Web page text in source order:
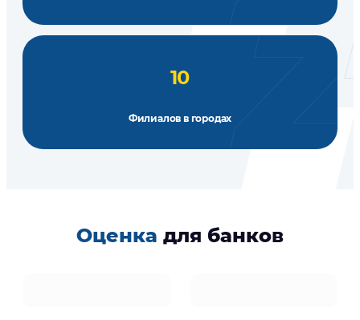
10
Филиалов в городах
Оценка для банков